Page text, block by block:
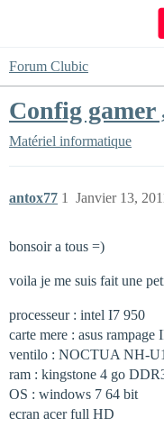
Forum Clubic
Config
Matériel informatique
antox77 Janvier 13,
1
bonsoir a tous =)
voila je me suis fait une
processeur : intel I7 950
carte mere : asus rampage
ventilo : NOCTUA NH-
ram : kingstone 4 go
OS : windows 7 64 bit
ecran acer full HD